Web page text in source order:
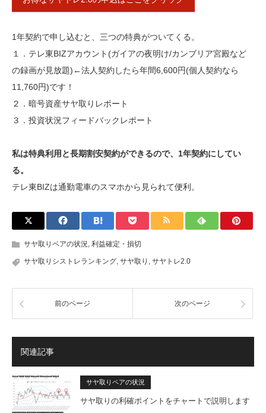
1年契約で申し込むと、三つの特典がついてくる。
１．テレ東BIZアカウント(ガイアの夜明け/カンブリア宮殿など
の録画が見放題)←法人契約したら年間6,600円(個人契約なら
11,760円)です！
２．暗号資産サヤ取りレポート
３．投資状況フィードバックレポート
私は特典利用と長期割安契約ができるので、1年契約にしてい
る。
テレ東BIZは通勤電車のスマホから見られて便利。
サヤ取りペアの状況, 利益確定・損切
サヤ取りシストレランキング, サヤ取り , サヤトレ2.0
前のページ 次のページ
関連記事
サヤ取りペアの状況
サヤ取りの利確ポイントをチャートで説明します